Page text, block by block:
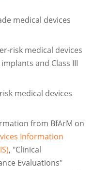
medical devices
risk medical devices
and Class III
medical devices
from BfArM on
Information
, "Clinical
Evaluations"